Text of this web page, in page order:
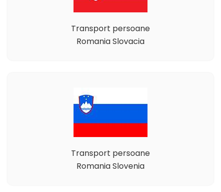
Transport persoane
Romania Slovacia
Transport persoane
Romania Slovenia